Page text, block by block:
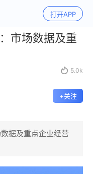
打开APP
市场数据及重
 5.0k
+关注
据及重点企业经营